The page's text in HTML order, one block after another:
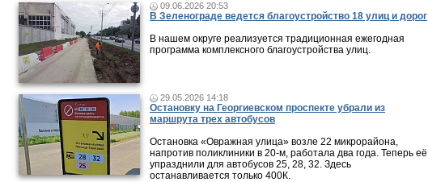
09.06.2026 20:53
В Зеленограде ведется благоустройство 18 улиц и дорог
В нашем округе реализуется традиционная ежегодная
программа комплексного благоустройства улиц.
29.05.2026 14:18
Остановку на Георгиевском проспекте убрали из
маршрута трех автобусов
Остановка «Овражная улица» возле 22 микрорайона,
напротив поликлиники в 20-м, работала два года. Теперь её
упразднили для автобусов 25, 28, 32. Здесь
останавливается только 400К.